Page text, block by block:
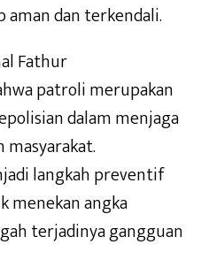
dan terkendali.
Fathur
patroli merupakan
dalam menjaga
langkah preventif
menekan angka
terjadinya gangguan